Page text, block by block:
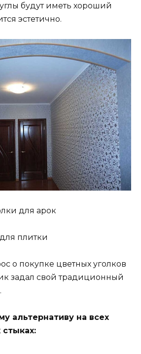
будут иметь хороший
эстетично.
для арок
плитки
о покупке цветных уголков
задал свой традиционный
альтернативу на всех